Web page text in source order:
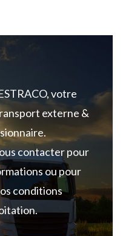
votre
externe &
contacter pour
ou pour
conditions